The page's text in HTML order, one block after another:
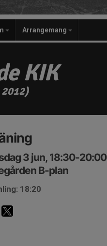
Arrangemang
KIK
3 jun, 18:30-20:00
B-plan
18:20